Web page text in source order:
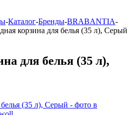
-Каталог-Бренды-BRABANTIA-
корзина для белья (35 л), Серый
для белья (35 л),